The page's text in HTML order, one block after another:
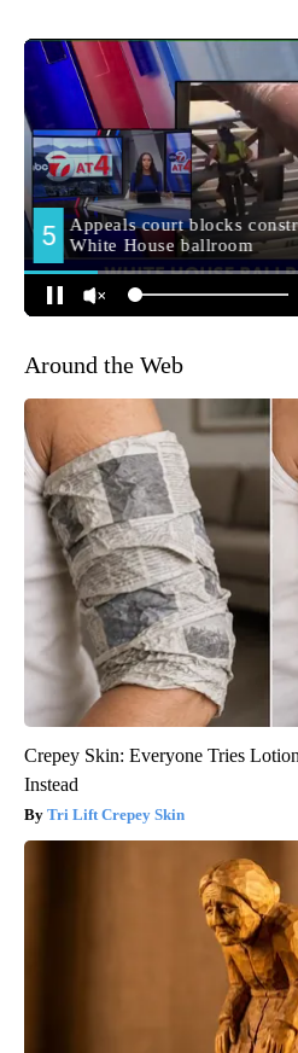
Around the Web
Crepey Skin: Everyone Tries
Instead
Tri Lift Crepey Skin